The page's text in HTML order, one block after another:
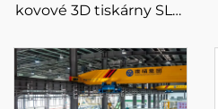
kovové 3D tiskárny SLM